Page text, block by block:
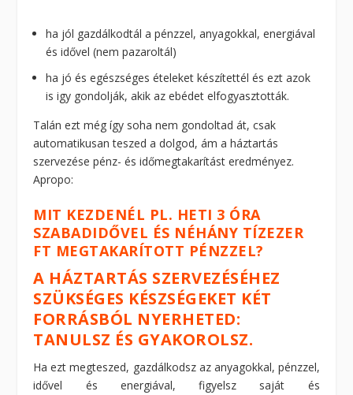
ha jól gazdálkodtál a pénzzel, anyagokkal, energiával
és idővel (nem pazaroltál)
ha jó és egészséges ételeket készítettél és ezt azok
is igy gondolják, akik az ebédet elfogyasztották.
Talán ezt még így soha nem gondoltad át, csak
automatikusan teszed a dolgod, ám a háztartás
szervezése pénz- és időmegtakarítást eredményez.
Apropo:
MIT KEZDENÉL PL. HETI 3 ÓRA
SZABADIDŐVEL ÉS NÉHÁNY TÍZEZER
FT MEGTAKARÍTOTT PÉNZZEL?
A HÁZTARTÁS SZERVEZÉSÉHEZ
SZÜKSÉGES KÉSZSÉGEKET KÉT
FORRÁSBÓL NYERHETED:
TANULSZ ÉS GYAKOROLSZ.
Ha ezt megteszed, gazdálkodsz az anyagokkal, pénzzel,
idővel és energiával, figyelsz saját és